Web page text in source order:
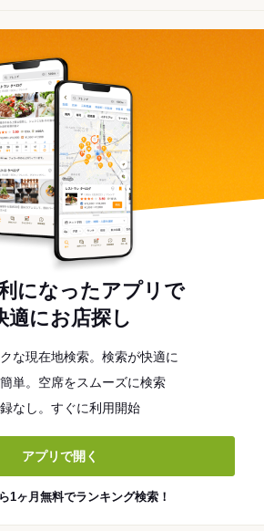
になったアプリで
適にお店探し
な現在地検索。検索が快適に
単。空席をスムーズに検索
なし。すぐに利用開始
アプリで開く
1ヶ月無料でランキング検索！